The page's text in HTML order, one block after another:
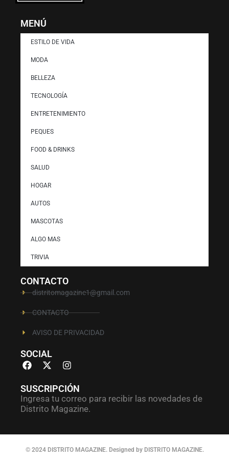
MENÚ
ESTILO DE VIDA
MODA
BELLEZA
TECNOLOGÍA
ENTRETENIMIENTO
PEQUES
FOOD & DRINKS
SALUD
HOGAR
AUTOS
MASCOTAS
ALGO MAS
TRIVIA
CONTACTO
distritomagazine1@gmail.com
CONTACTO
AVISO DE PRIVACIDAD
SOCIAL
SUSCRIPCIÓN
Ingresa tu correo para recibir las novedades de
Distrito Magazine.
© 2024 DISTRITO MAGAZINE. Designed by DISTRITO MAGAZINE.